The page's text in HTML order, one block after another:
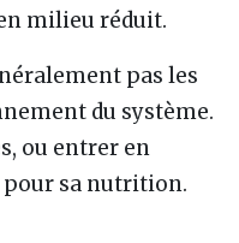
milieu réduit.
pas les
du système.
ou entrer en
sa nutrition.